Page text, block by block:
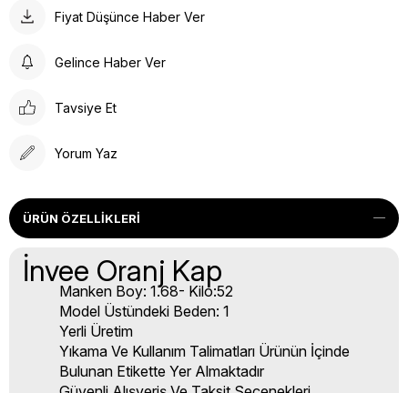
Fiyat Düşünce Haber Ver
Gelince Haber Ver
Tavsiye Et
Yorum Yaz
ÜRÜN ÖZELLIKLERI
İnvee Oranj Kap
Manken Boy: 1.68- Kilo:52
Model Üstündeki Beden: 1
Yerli Üretim
Yıkama Ve Kullanım Talimatları Ürünün İçinde
Bulunan Etikette Yer Almaktadır